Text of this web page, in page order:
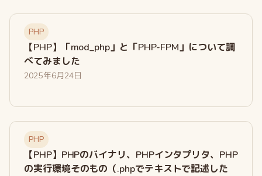
PHP
【PHP】「mod_php」と「PHP-FPM」について調
べてみました
2025年6月24日
PHP
【PHP】PHPのバイナリ、PHPインタプリタ、PHP
の実行環境そのもの（.phpでテキストで記述した